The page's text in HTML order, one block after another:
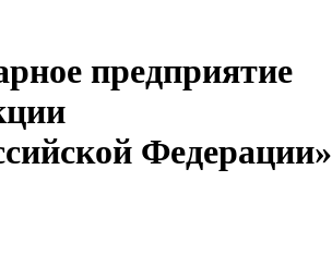
предприятие
Федерации»